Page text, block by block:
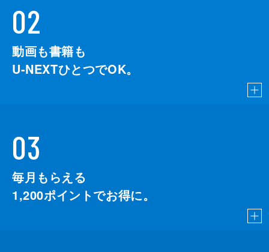
02
動画も書籍も
U-NEXTひとつでOK。
03
毎月もらえる
1,200ポイントでお得に。